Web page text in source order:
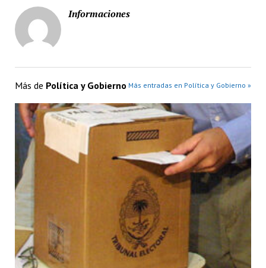
Informaciones
Más de Política y Gobierno Más entradas en Política y Gobierno »